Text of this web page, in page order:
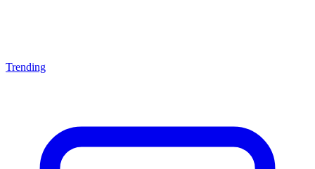
Trending